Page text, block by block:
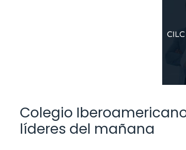
Colegio
líderes del mañana